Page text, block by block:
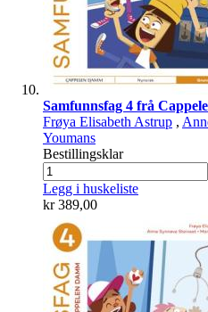
Samfunnsfag 4 frå
Frøya Elisabeth Astrup ,
Youmans
Bestillingsklar
Legg i huskeliste
kr 389,00